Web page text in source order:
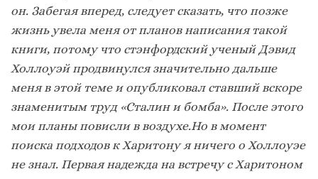
он. Забегая вперед, следует сказать, что позже
жизнь увела меня от планов написания такой
книги, потому что стэнфордский ученый Дэвид
Холлоуэй продвинулся значительно дальше
меня в этой теме и опубликовал ставший вскоре
знаменитым труд «Сталин и бомба». После этого
мои планы повисли в воздухе.Но в момент
поиска подходов к Харитону я ничего о Холлоуэе
не знал. Первая надежда на встречу с Харитоном